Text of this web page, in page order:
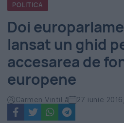
România
-
Evenimentul
Zilei
POLITICA
Doi
lansat un ghid
accesarea de
europene
Carmen Vintil ă 27 iunie